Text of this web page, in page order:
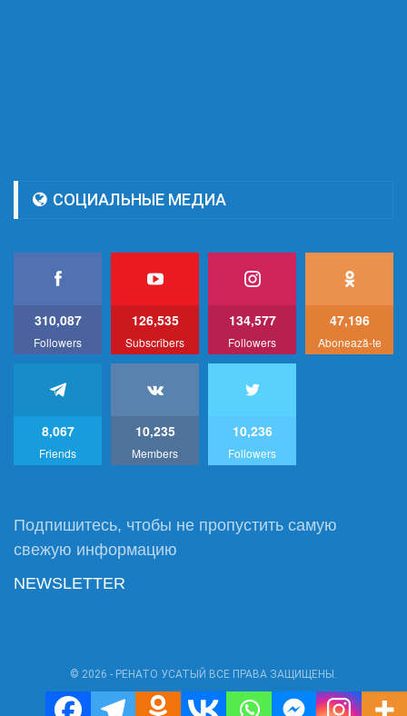
СОЦИАЛЬНЫЕ МЕДИА
310,087
Followers
126,535
Subscribers
134,577
Followers
47,196
Abonează-te
8,067
Friends
10,235
Members
10,236
Followers
Подпишитесь, чтобы не пропустить самую
свежую информацию
NEWSLETTER
© 2026 - РЕНАТО УСАТЫЙ ВСЕ ПРАВА ЗАЩИЩЕНЫ.
Power by:RU1